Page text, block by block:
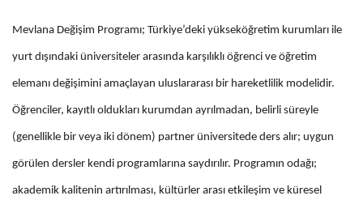
Mevlana Değişim Programı; Türkiye’deki yükseköğretim kurumları ile
yurt dışındaki üniversiteler arasında karşılıklı öğrenci ve öğretim
elemanı değişimini amaçlayan uluslararası bir hareketlilik modelidir.
Öğrenciler, kayıtlı oldukları kurumdan ayrılmadan, belirli süreyle
(genellikle bir veya iki dönem) partner üniversitede ders alır; uygun
görülen dersler kendi programlarına saydırılır. Programın odağı;
akademik kalitenin artırılması, kültürler arası etkileşim ve küresel